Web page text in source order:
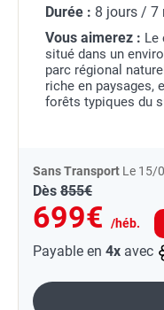
Durée : 8 jours / 7
Vous aimerez : Le
situé dans un
parc régional
riche en paysages,
forêts typiques du
Sans Transport Le 15/
Dès 855€
699€ /héb.
Payable en 4x avec